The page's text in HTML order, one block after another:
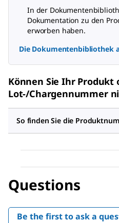
In der
Dokumentation zu den
erworben haben.
Die Dokumentenbibliothek
Können Sie Ihr Produkt
Lot-/Chargennummer
So finden Sie die
Questions
Be the first to ask a